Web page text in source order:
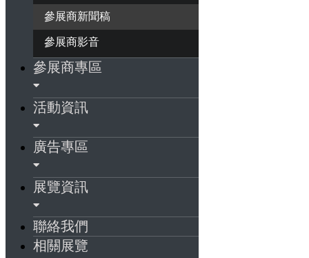
參展商新聞稿
參展商影音
參展商專區
活動資訊
廣告專區
展覽資訊
聯絡我們
相關展覽